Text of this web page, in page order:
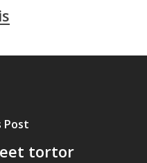
Post
tortor